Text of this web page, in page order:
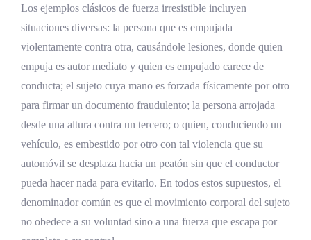
Los ejemplos clásicos de fuerza irresistible incluyen
situaciones diversas: la persona que es empujada
violentamente contra otra, causándole lesiones, donde quien
empuja es autor mediato y quien es empujado carece de
conducta; el sujeto cuya mano es forzada físicamente por otro
para firmar un documento fraudulento; la persona arrojada
desde una altura contra un tercero; o quien, conduciendo un
vehículo, es embestido por otro con tal violencia que su
automóvil se desplaza hacia un peatón sin que el conductor
pueda hacer nada para evitarlo. En todos estos supuestos, el
denominador común es que el movimiento corporal del sujeto
no obedece a su voluntad sino a una fuerza que escapa por